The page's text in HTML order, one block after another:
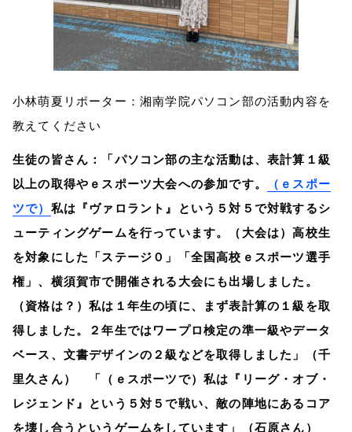
小林萌夏リポーター：湘南学院パソコン部の活動内容を
教えてください
生徒の皆さん：「パソコン部の主な活動は、表計算１級
以上の取得やｅスポーツ大会への参加です。
（ｅスポー
ツで） 私は『ヴァロラント』という５対５で対戦するシ
ューティングゲームを行っています。（大会は）高校生
を対象にした「ステージ０」「全国高校ｅスポーツ選手
権」、横須賀市で開催される大会にも出場しました。
（資格は？）私は１年生の頃に、まず表計算の１級を取
得しました。２年生ではワープロ検定の準一級やデータ
ベース、文書デザインの２級などを取得しました」（千
里久さん） 「（ｅスポーツで）私は『リーグ・オブ・
レジェンド』という５対５で戦い、敵の陣地にあるコア
を壊し合うというゲームをしています」（石原さん）